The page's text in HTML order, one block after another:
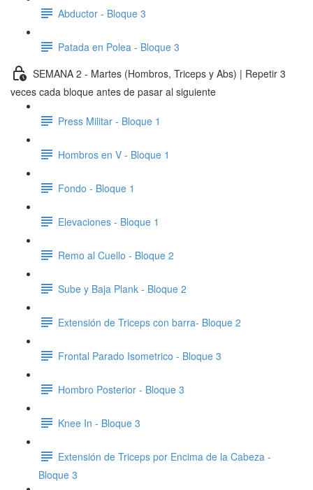
Abductor - Bloque 3
Patada en Polea - Bloque 3
SEMANA 2 - Martes (Hombros, Triceps y Abs) | Repetir 3
veces cada bloque antes de pasar al siguiente
Press Militar - Bloque 1
Hombros en V - Bloque 1
Fondo - Bloque 1
Elevaciones - Bloque 1
Remo al Cuello - Bloque 2
Sube y Baja Plank - Bloque 2
Extensión de Triceps con barra- Bloque 2
Frontal Parado Isometrico - Bloque 3
Hombro Posterior - Bloque 3
Knee In - Bloque 3
Extensión de Triceps por Encima de la Cabeza -
Bloque 3